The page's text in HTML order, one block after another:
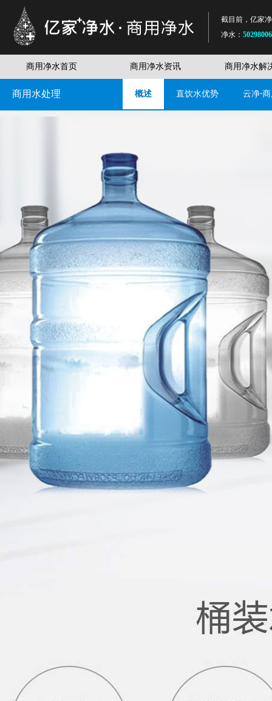
截目前，亿家
净水：
无忧服务工程
商用净水设备：
商用净水首页 商用净水资讯 商用净水解
商用水处理 概述 直饮水优势 云净⋅